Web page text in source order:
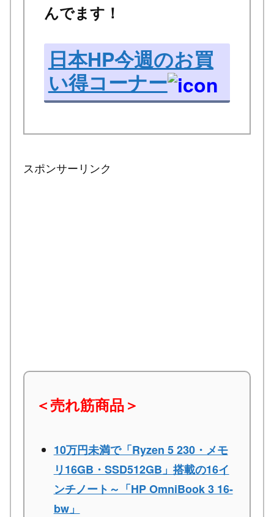
んでます！
日本HP今週のお買
い得コーナー
スポンサーリンク
＜売れ筋商品＞
10万円未満で「Ryzen 5 230・メモ
リ16GB・SSD512GB」搭載の16イ
ンチノート～「HP OmniBook 3 16-
bw」